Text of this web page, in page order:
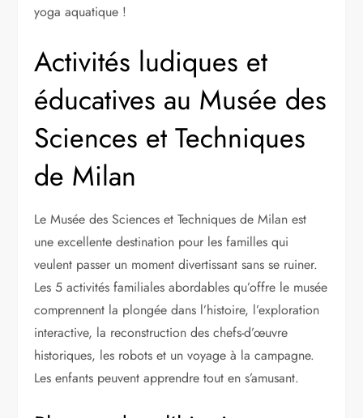
yoga aquatique !
Activités ludiques et
éducatives au Musée des
Sciences et Techniques
de Milan
Le Musée des Sciences et Techniques de Milan est
une excellente destination pour les familles qui
veulent passer un moment divertissant sans se ruiner.
Les 5 activités familiales abordables qu’offre le musée
comprennent la plongée dans l’histoire, l’exploration
interactive, la reconstruction des chefs-d’œuvre
historiques, les robots et un voyage à la campagne.
Les enfants peuvent apprendre tout en s’amusant.